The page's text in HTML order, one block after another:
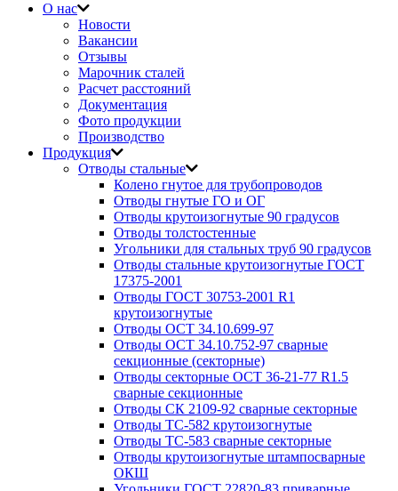
О нас
Новости
Вакансии
Отзывы
Марочник сталей
Расчет расстояний
Документация
Фото продукции
Производство
Продукция
Отводы стальные
Колено гнутое для трубопроводов
Отводы гнутые ГО и ОГ
Отводы крутоизогнутые 90 градусов
Отводы толстостенные
Угольники для стальных труб 90 градусов
Отводы стальные крутоизогнутые ГОСТ
17375-2001
Отводы ГОСТ 30753-2001 R1
крутоизогнутые
Отводы ОСТ 34.10.699-97
Отводы ОСТ 34.10.752-97 сварные
секционные (секторные)
Отводы секторные ОСТ 36-21-77 R1.5
сварные секционные
Отводы СК 2109-92 сварные секторные
Отводы ТС-582 крутоизогнутые
Отводы ТС-583 сварные секторные
Отводы крутоизогнутые штампосварные
ОКШ